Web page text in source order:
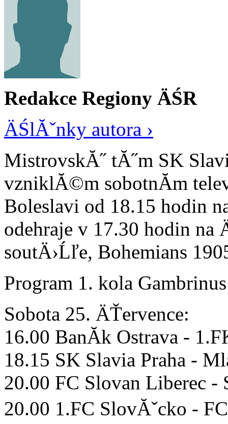
Redakce Regiony ÄŚR
ÄŚlĂˇnky autora ›
MistrovskĂ˝ tĂ˝m SK
vzniklĂ©m sobotnĂ­m
Boleslavi od 18.15 hodin
odehraje v 17.30 hodin na
soutÄ›Ĺľe, Bohemians
Program 1. kola
Sobota 25. ÄŤervence:
16.00 BanĂ­k Ostrava -
18.15 SK Slavia Praha -
20.00 FC Slovan Liberec -
20.00 1.FC SlovĂˇcko -